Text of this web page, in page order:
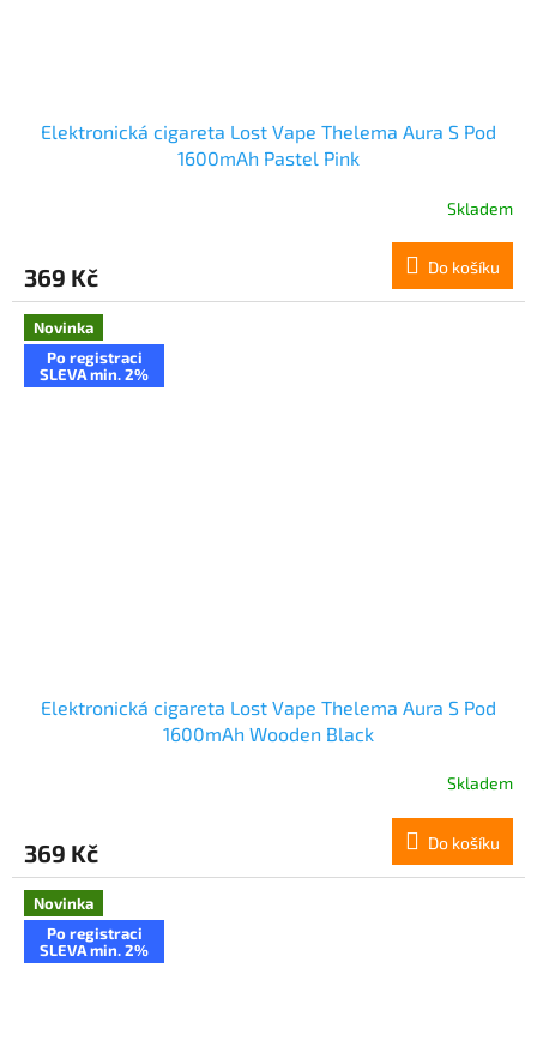
Elektronická cigareta Lost Vape Thelema Aura S Pod
1600mAh Pastel Pink
Skladem
369 Kč Do košíku
Novinka
Po registraci
SLEVA min. 2%
Elektronická cigareta Lost Vape Thelema Aura S Pod
1600mAh Wooden Black
Skladem
369 Kč Do košíku
Novinka
Po registraci
SLEVA min. 2%